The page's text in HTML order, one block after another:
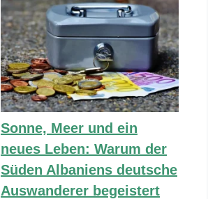
Sonne, Meer und ein
neues Leben: Warum der
Süden Albaniens deutsche
Auswanderer begeistert